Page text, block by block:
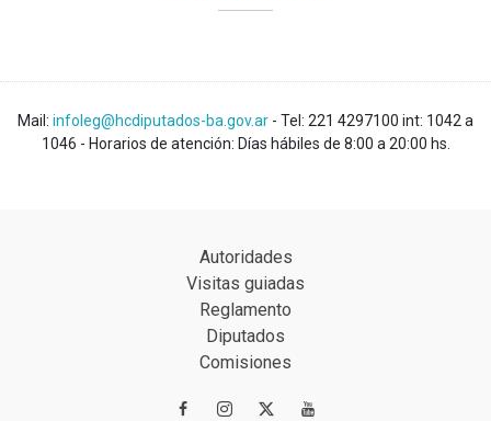
Mail: infoleg@hcdiputados-ba.gov.ar - Tel: 221 4297100 int: 1042 a
1046 - Horarios de atención: Días hábiles de 8:00 a 20:00 hs.
Autoridades
Visitas guiadas
Reglamento
Diputados
Comisiones
 